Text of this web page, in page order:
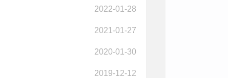
2022-01-28
2021-01-27
2020-01-30
2019-12-12